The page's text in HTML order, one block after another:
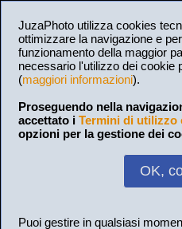
JuzaPhoto utilizza cookies
ottimizzare la navigazione e
funzionamento della maggior
necessario l'utilizzo dei cookie
(maggiori informazioni).
Proseguendo nella
accettato i Termini di utilizzo
opzioni per la gestione dei
OK,
Puoi gestire in qualsiasi